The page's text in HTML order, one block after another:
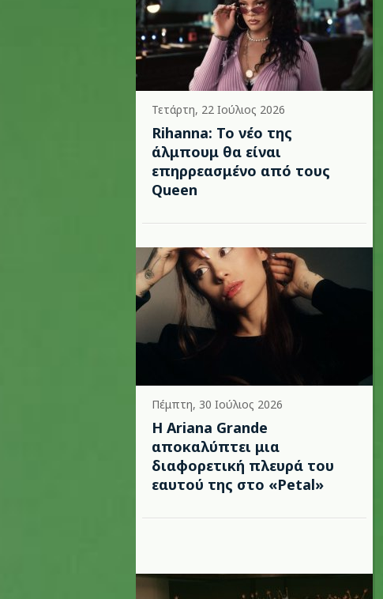
Τετάρτη, 22 Ιούλιος 2026
Rihanna: Το νέο της
άλμπουμ θα είναι
επηρρεασμένο από τους
Queen
Πέμπτη, 30 Ιούλιος 2026
Η Ariana Grande
αποκαλύπτει μια
διαφορετική πλευρά του
εαυτού της στο «Petal»